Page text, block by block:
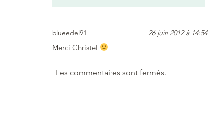
blueedel91 26 juin 2012 à 14:54
Merci Christel
Les commentaires sont fermés.